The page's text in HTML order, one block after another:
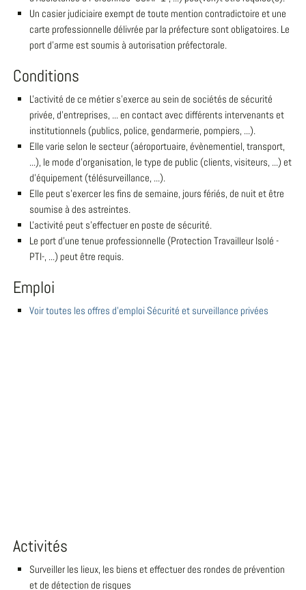
Un casier judiciaire exempt de toute mention contradictoire et une
carte professionnelle délivrée par la préfecture sont obligatoires. Le
port d'arme est soumis à autorisation préfectorale.
Conditions
L'activité de ce métier s'exerce au sein de sociétés de sécurité
privée, d'entreprises, ... en contact avec différents intervenants et
institutionnels (publics, police, gendarmerie, pompiers, ...).
Elle varie selon le secteur (aéroportuaire, évènementiel, transport,
...), le mode d'organisation, le type de public (clients, visiteurs, ...) et
d'équipement (télésurveillance, ...).
Elle peut s'exercer les fins de semaine, jours fériés, de nuit et être
soumise à des astreintes.
L'activité peut s'effectuer en poste de sécurité.
Le port d'une tenue professionnelle (Protection Travailleur Isolé -
PTI-, ...) peut être requis.
Emploi
Voir toutes les offres d'emploi Sécurité et surveillance privées
Activités
Surveiller les lieux, les biens et effectuer des rondes de prévention
et de détection de risques